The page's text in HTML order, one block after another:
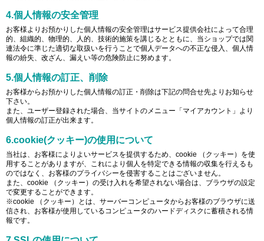
4.個人情報の安全管理
お客様よりお預かりした個人情報の安全管理はサービス提供会社によって合理
的、組織的、物理的、人的、技術的施策を講じるとともに、当ショップでは関
連法令に準じた適切な取扱いを行うことで個人データへの不正な侵入、個人情
報の紛失、改ざん、漏えい等の危険防止に努めます。
5.個人情報の訂正、削除
お客様からお預かりした個人情報の訂正・削除は下記の問合せ先よりお知らせ
下さい。
また、ユーザー登録された場合、当サイトのメニュー「マイアカウント」より
個人情報の訂正が出来ます。
6.cookie(クッキー)の使用について
当社は、お客様によりよいサービスを提供するため、cookie （クッキー）を使
用することがありますが、これにより個人を特定できる情報の収集を行えるも
のではなく、お客様のプライバシーを侵害することはございません。
また、cookie （クッキー）の受け入れを希望されない場合は、ブラウザの設定
で変更することができます。
※cookie （クッキー）とは、サーバーコンピュータからお客様のブラウザに送
信され、お客様が使用しているコンピュータのハードディスクに蓄積される情
報です。